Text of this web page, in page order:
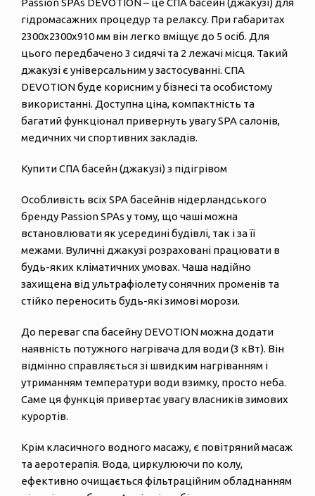
Passion SPAs DEVOTION – це СПА басейн (джакузі) для
гідромасажних процедур та релаксу. При габаритах
2300х2300х910 мм він легко вміщує до 5 осіб. Для
цього передбачено 3 сидячі та 2 лежачі місця. Такий
джакузі є універсальним у застосуванні. СПА
DEVOTION буде корисним у бізнесі та особистому
використанні. Доступна ціна, компактність та
багатий функціонал привернуть увагу SPA салонів,
медичних чи спортивних закладів.
Купити СПА басейн (джакузі) з підігрівом
Особливість всіх SPA басейнів нідерландського
бренду Passion SPAs у тому, що чаші можна
встановлювати як усередині будівлі, так і за її
межами. Вуличні джакузі розраховані працювати в
будь-яких кліматичних умовах. Чаша надійно
захищена від ультрафіолету сонячних променів та
стійко переносить будь-які зимові морози.
До переваг спа басейну DEVOTION можна додати
наявність потужного нагрівача для води (3 кВт). Він
відмінно справляється зі швидким нагріванням і
утриманням температури води взимку, просто неба.
Саме ця функція привертає увагу власників зимових
курортів.
Крім класичного водного масажу, є повітряний масаж
та аеротерапія. Вода, циркулюючи по колу,
ефективно очищається фільтраційним обладнанням